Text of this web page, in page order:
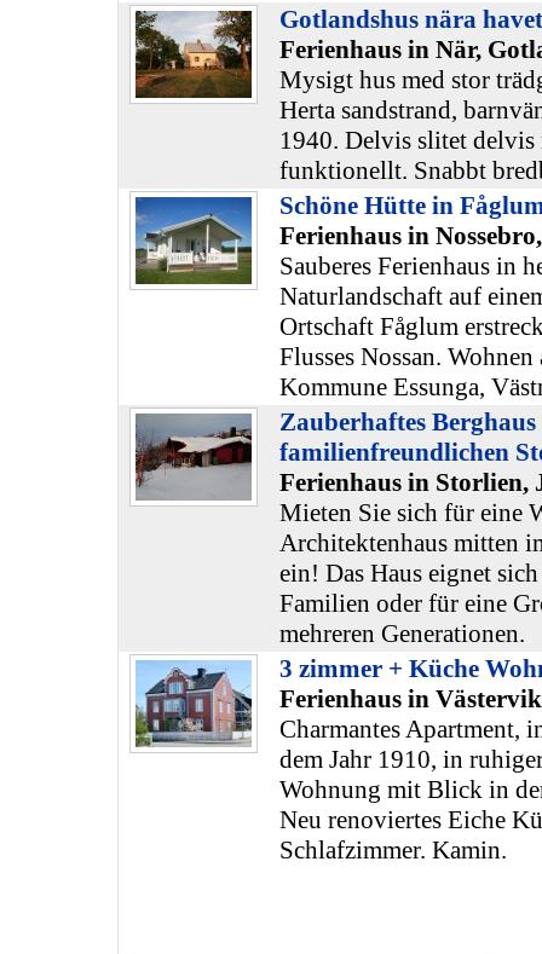
Gotlandshus nära havet
Ferienhaus in När,
Mysigt hus med stor
Herta sandstrand,
1940. Delvis slitet delvis
funktionellt. Snabbt
Schöne Hütte in
Ferienhaus in
Sauberes Ferienhaus in
Naturlandschaft auf
Ortschaft Fåglum
Flusses Nossan.
Kommune Essunga,
Zauberhaftes
familienfreundlichen
Ferienhaus in Storlien,
Mieten Sie sich für eine
Architektenhaus mitten
ein! Das Haus eignet
Familien oder für eine
mehreren Generationen.
3 zimmer + Küche
Ferienhaus in
Charmantes Apartment,
dem Jahr 1910, in
Wohnung mit Blick in
Neu renoviertes Eiche
Schlafzimmer. Kamin.